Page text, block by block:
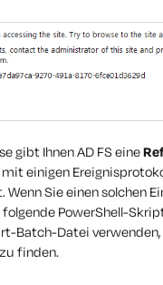
gibt Ihnen AD FS eine
einigen
Sie einen solchen
folgende PowerShell-
Batch-Datei
finden.